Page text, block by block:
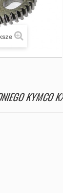
KYMCO